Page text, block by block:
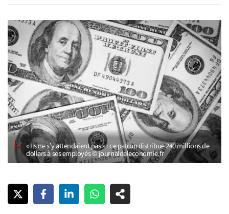
« Ils ne s’y attendaient pas » : ce patron distribue 240 millions de
dollars à ses employés © journaldeleconomie.fr